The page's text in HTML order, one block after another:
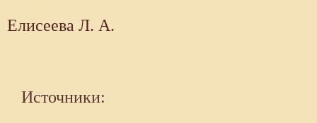
Елисеева Л. А.
Источники: